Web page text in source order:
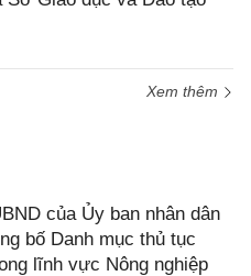
Xem thêm
của Ủy ban nhân dân
bố Danh mục thủ tục
lĩnh vực Nông nghiệp